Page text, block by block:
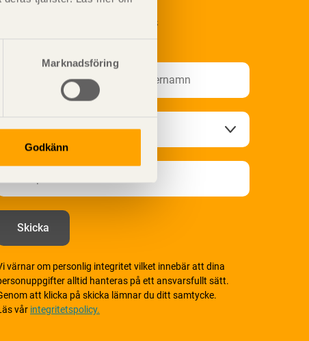
Marknadsföring
Godkänn
Prenumerera på Svenskt Träs
värnar om personlig integritet vilket innebär att dina
alltid hanteras på ett ansvarsfullt sätt.
att klicka på skicka lämnar du ditt samtycke.
vår integritetspolicy.